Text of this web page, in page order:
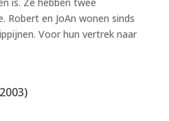
Robert en JoAn wonen sinds
Voor hun vertrek naar